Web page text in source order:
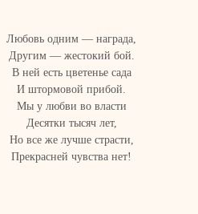
Любовь одним — награда,
Другим — жестокий бой.
В ней есть цветенье сада
И штормовой прибой.
Мы у любви во власти
Десятки тысяч лет,
Но все же лучше страсти,
Прекрасней чувства нет!